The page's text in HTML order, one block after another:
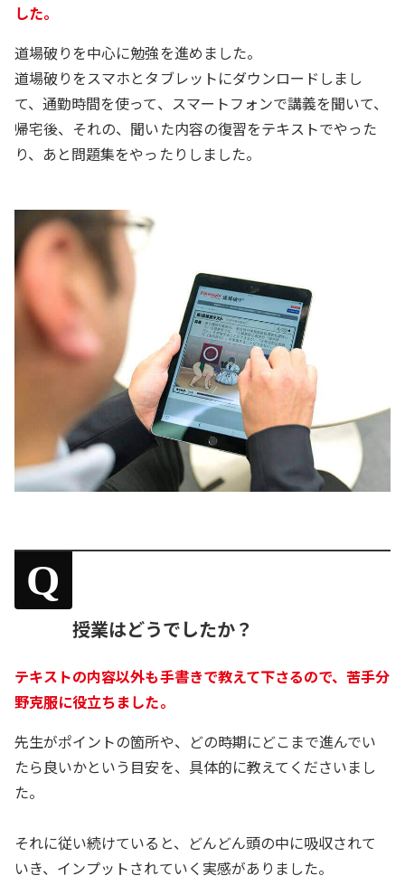
した。
道場破りを中心に勉強を進めました。
道場破りをスマホとタブレットにダウンロードしまし
て、通勤時間を使って、スマートフォンで講義を聞いて、
帰宅後、それの、聞いた内容の復習をテキストでやった
り、あと問題集をやったりしました。
Q
授業はどうでしたか？
テキストの内容以外も手書きで教えて下さるので、苦手分
野克服に役立ちました。
先生がポイントの箇所や、どの時期にどこまで進んでい
たら良いかという目安を、具体的に教えてくださいまし
た。
それに従い続けていると、どんどん頭の中に吸収されて
いき、インプットされていく実感がありました。